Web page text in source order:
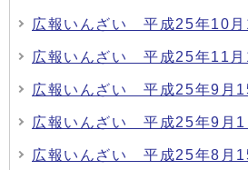
広報いんざい 平成25年10
広報いんざい 平成25年11
広報いんざい 平成25年9月
広報いんざい 平成25年9月
広報いんざい 平成25年8月